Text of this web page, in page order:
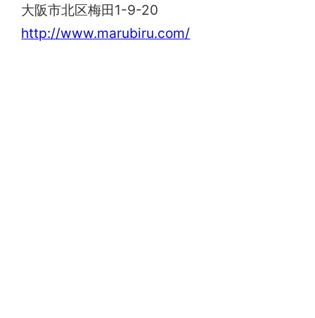
大阪市北区梅田1-9-20
http://www.marubiru.com/